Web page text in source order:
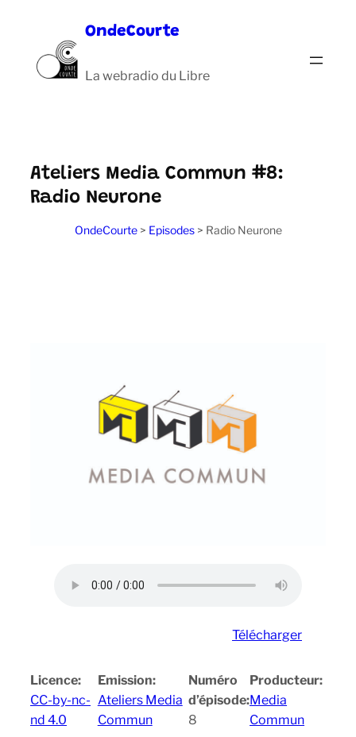
contenu
OndeCourte
La webradio du Libre
Ateliers Media Commun #8:
Radio Neurone
OndeCourte> Episodes> Radio Neurone
Télécharger
Licence:
CC-by-nc-
nd 4.0
Emission:
Ateliers Media
Commun
Numéro
d’épisode:
8
Producteur:
Media
Commun